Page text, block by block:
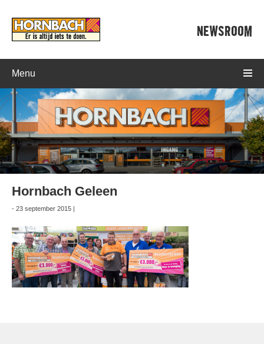
NEWSROOM
Menu
Hornbach Geleen
- 23 september 2015 |